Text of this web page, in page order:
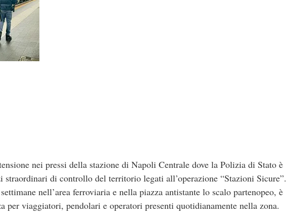
nei pressi della stazione di Napoli Centrale dove la Polizia di Stato è
straordinari di controllo del territorio legati all’operazione “Stazioni Sicure”.
nell’area ferroviaria e nella piazza antistante lo scalo partenopeo, è
per viaggiatori, pendolari e operatori presenti quotidianamente nella zona.